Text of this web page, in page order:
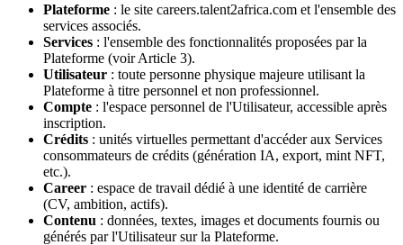
Plateforme : le site careers.talent2africa.com et l'ensemble des
services associés.
Services : l'ensemble des fonctionnalités proposées par la
Plateforme (voir Article 3).
Utilisateur : toute personne physique majeure utilisant la
Plateforme à titre personnel et non professionnel.
Compte : l'espace personnel de l'Utilisateur, accessible après
inscription.
Crédits : unités virtuelles permettant d'accéder aux Services
consommateurs de crédits (génération IA, export, mint NFT,
etc.).
Career : espace de travail dédié à une identité de carrière
(CV, ambition, actifs).
Contenu : données, textes, images et documents fournis ou
générés par l'Utilisateur sur la Plateforme.